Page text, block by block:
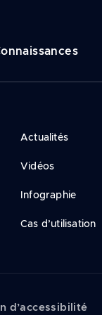
Actualités
Vidéos
Infographie
Cas d’utilisation
d’accessibilité